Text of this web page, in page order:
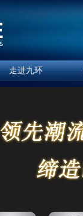
走进九环